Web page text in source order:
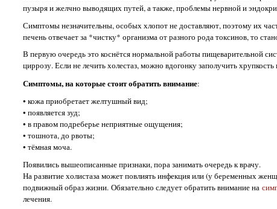
пузыря и желчно выводящих путей, а также, проблемы нервной и
Симптомы незначительны, особых хлопот не доставляют, поэтому их
печень отвечает за *чистку* организма от разного рода токсинов, то
В первую очередь это коснётся нормальной работы пищеварительной
циррозу. Если не лечить холестаз, можно вдогонку заполучить
Симптомы, на которые стоит обратить внимание:
• кожа приобретает желтушный вид;
• появляется зуд;
• в правом подреберье неприятные ощущения;
• тошнота, до рвоты;
• тёмная моча.
Появились вышеописанные признаки, пора занимать очередь к врачу.
На развитие холистаза может повлиять инфекция или (у беременных
подвижный образ жизни. Обязательно следует обратить внимание на
лечения.